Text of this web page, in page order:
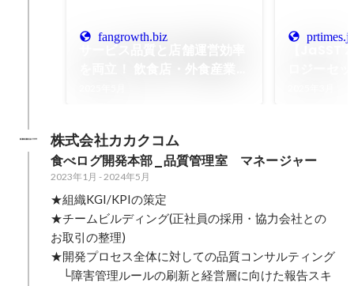
fangrowth.biz
株式会社カカクコム
食べログ開発本部_品質管理室　マネージャー
2023年1月 -2024年5月
★組織KGI/KPIの策定
★チームビルディング(正社員の採用・協力会社との
お取引の整理)
★開発プロセス全体に対しての品質コンサルティング
└障害管理ルールの刷新と経営層に向けた報告スキ